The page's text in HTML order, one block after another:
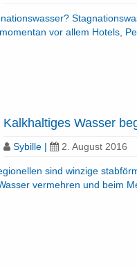
vor allem Hotels,
Kalkhaltiges Wasser
Sybille | 2. August 2016
sind winzige
vermehren und beim